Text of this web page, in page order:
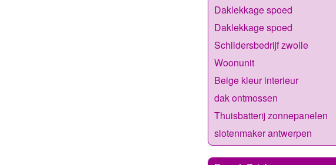
Daklekkage spoed
Daklekkage spoed
Schildersbedrijf zwolle
Woonunit
Beige kleur interieur
dak ontmossen
Thuisbatterij zonnepanelen
slotenmaker antwerpen